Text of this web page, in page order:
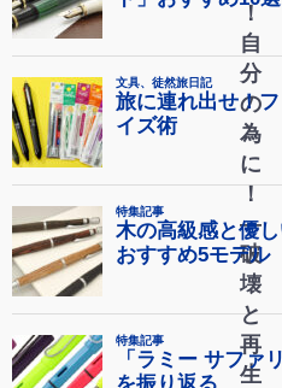
！
自
分
の
為
に
！
―
破
壊
と
再
生